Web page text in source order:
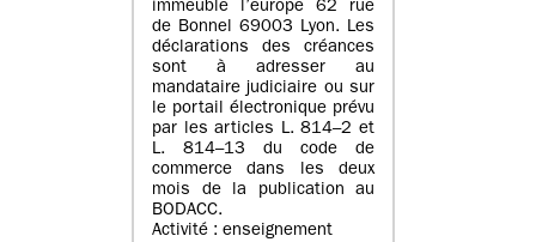
immeuble l’europe 62 rue
de Bonnel 69003 Lyon. Les
déclarations des créances
sont à adresser au
mandataire judiciaire ou sur
le portail électronique prévu
par les articles L. 814–2 et
L. 814–13 du code de
commerce dans les deux
mois de la publication au
BODACC.
Activité : enseignement